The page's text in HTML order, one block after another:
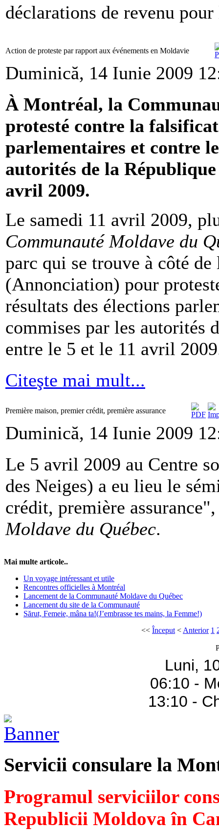
déclarations de revenu
Action de proteste par rapport aux événements en Moldavie
Duminică, 14 Iunie 2009
À Montréal, la
protesté contre la
parlementaires et contre
autorités de la
avril 2009.
Le samedi 11 avril 2009,
CommunautéMoldave du
parc qui se trouve à côté
(Annonciation) pour
résultats des élections
commises par les autorités
entre le 5 et le 11 avril
Citeşte mai mult...
Première maison, premier crédit, première assurance
Duminică, 14 Iunie 2009
Le 5 avril 2009 au Centre
des Neiges) a eu lieu le
crédit, première
Moldave du Québec.
Mai multe articole..
Un voyage intéressant et utile
Rencontres officielles à Montréal
Lancement de la Communauté Moldave du Québec
Lancement du site de la Communauté
Sărut, Femeie, mâna ta!(J’embrasse tes mains, la Femme!)
<< Început < Anterior 1
Luni,
06:10 -
13:10 -
Servicii consulare la
Programul serviciilor
Republicii Moldova în